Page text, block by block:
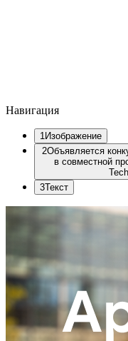
Навигация
1Изображение
2Объявляется
в совместной
3Текст